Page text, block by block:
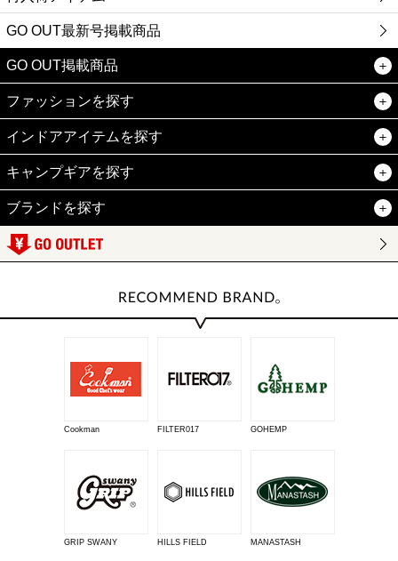
GO OUT最新号掲載商品
GO OUT掲載商品
ファッションを探す
インドアアイテムを探す
キャンプギアを探す
ブランドを探す
Cookman FILTER017 GOHEMP
GRIP SWANY HILLS FIELD MANASTASH